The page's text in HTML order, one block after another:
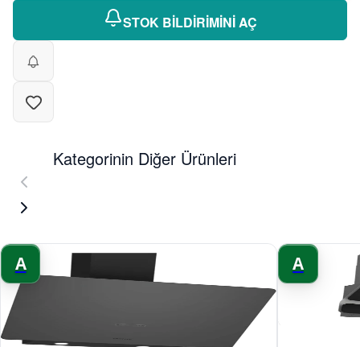
STOK BİLDİRİMİNİ AÇ
Kategorinin Diğer Ürünleri
A A